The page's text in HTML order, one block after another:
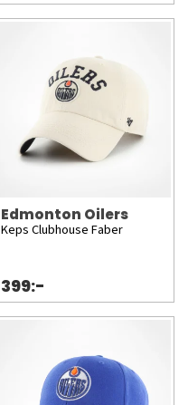
Edmonton Oilers
Keps Clubhouse Faber
399:-